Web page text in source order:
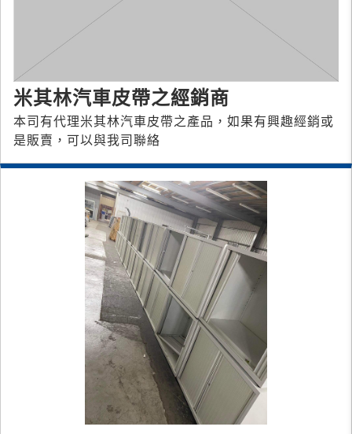
米其林汽車皮帶之經銷商
本司有代理米其林汽車皮帶之產品，如果有興趣經銷或
是販賣，可以與我司聯絡